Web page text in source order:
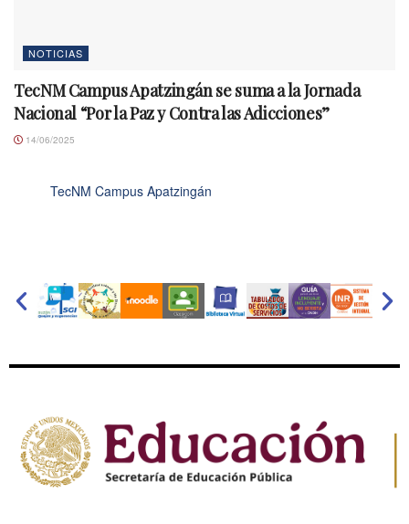
NOTICIAS
TecNM Campus Apatzingán se suma a la Jornada
Nacional “Por la Paz y Contra las Adicciones”
14/06/2025
TecNM Campus Apatzingán